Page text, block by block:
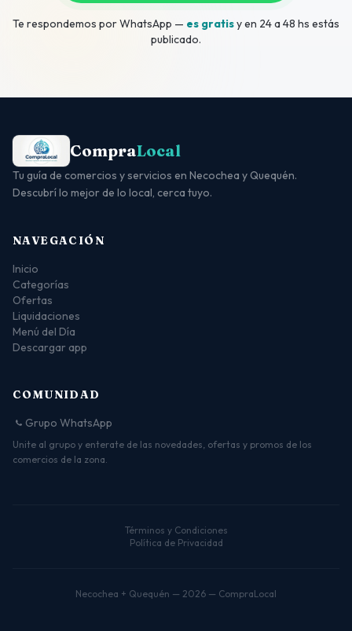
Te respondemos por WhatsApp — es gratisy en 24 a 48 hs estás
publicado.
CompraLocal
Tu guía de comercios y servicios en Necochea y Quequén.
Descubrí lo mejor de lo local, cerca tuyo.
NAVEGACIÓN
Inicio
Categorías
Ofertas
Liquidaciones
Menú del Día
Descargar app
COMUNIDAD
Grupo WhatsApp
Unite al grupo y enterate de las novedades, ofertas y promos de los
comercios de la zona.
Términos y Condiciones
Política de Privacidad
Necochea + Quequén — 2026 — CompraLocal